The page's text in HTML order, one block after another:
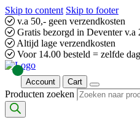
Skip to content Skip to footer
v.a 50,- geen verzendkosten
Gratis bezorgd in Deventer v.a
Altijd lage verzendkosten
Voor 14.00 besteld = zelfde
Account Cart
Producten zoeken